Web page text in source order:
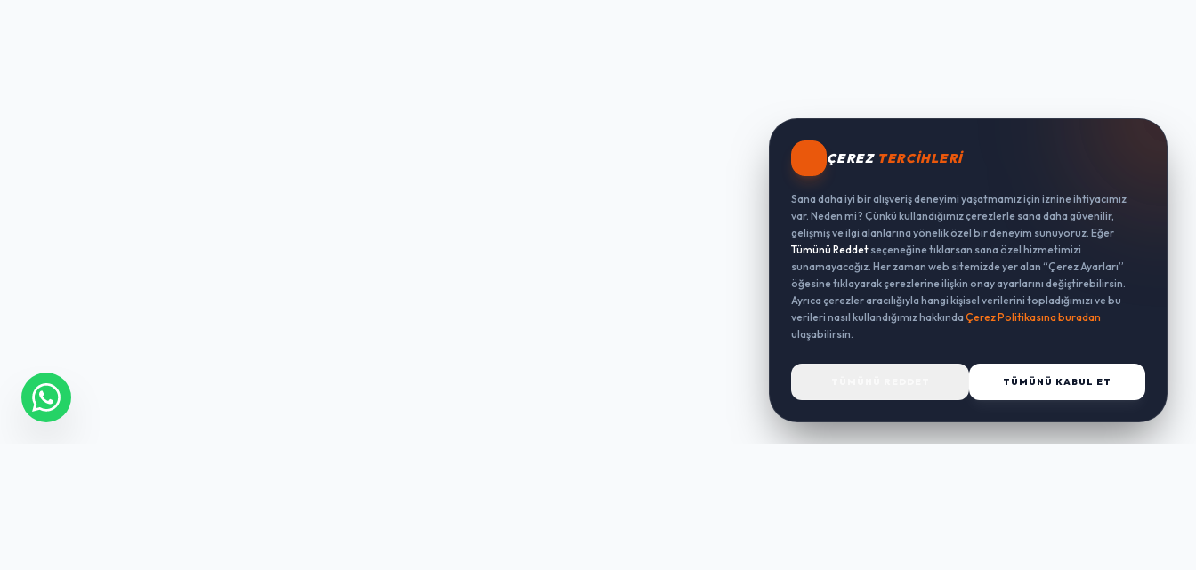
ÇEREZ TERCIHLERI
Sana daha iyi bir alışveriş deneyimi yaşatmamız için iznine ihtiyacımız
var. Neden mi? Çünkü kullandığımız çerezlerle sana daha güvenilir,
gelişmiş ve ilgi alanlarına yönelik özel bir deneyim sunuyoruz. Eğer
Tümünü Reddet seçeneğine tıklarsan sana özel hizmetimizi
sunamayacağız. Her zaman web sitemizde yer alan “Çerez Ayarları”
öğesine tıklayarak çerezlerine ilişkin onay ayarlarını değiştirebilirsin.
Ayrıca çerezler aracılığıyla hangi kişisel verilerini topladığımızı ve bu
verileri nasıl kullandığımız hakkında Çerez Politikasına buradan
ulaşabilirsin.
TÜMÜNÜ KABUL ET